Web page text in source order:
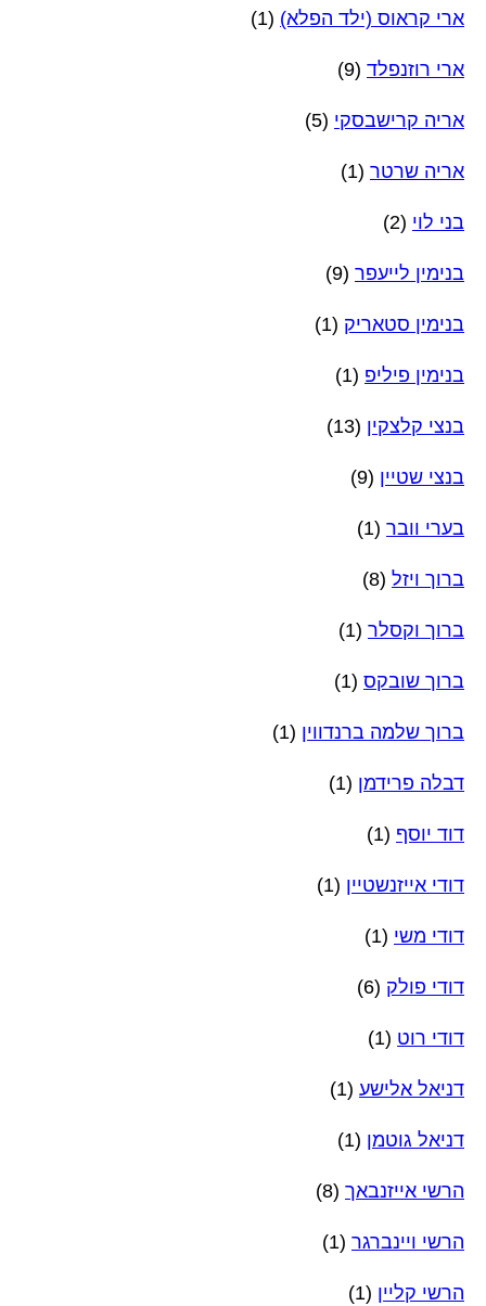
ארי קראוס (ילד הפלא) (1)
ארי רוזנפלד (9)
אריה קרישבסקי (5)
אריה שרטר (1)
בני לוי (2)
בנימין לייעפר (9)
בנימין סטאריק (1)
בנימין פיליפ (1)
בנצי קלצקין (13)
בנצי שטיין (9)
בערי וובר (1)
ברוך ויזל (8)
ברוך וקסלר (1)
ברוך שובקס (1)
ברוך שלמה ברנדווין (1)
דבלה פרידמן (1)
דוד יוסף (1)
דודי אייזנשטיין (1)
דודי משי (1)
דודי פולק (6)
דודי רוט (1)
דניאל אלישע (1)
דניאל גוטמן (1)
הרשי אייזנבאך (8)
הרשי ויינברגר (1)
הרשי קליין (1)